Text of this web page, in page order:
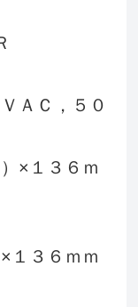
ＡＣ，５０
×１３６ｍ
１３６ｍｍ